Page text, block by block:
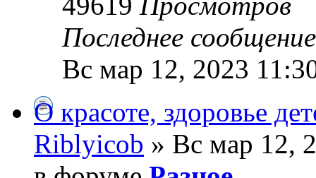
Последнее
Вс мар 12, 2023
О красоте, здоровье
Riblyicob » Вс мар 12,